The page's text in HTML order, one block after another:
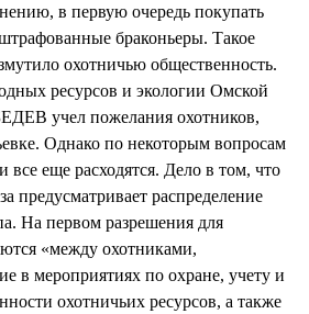
в первую очередь покупать
браконьеры. Такое
охотничью общественность.
ресурсов и экологии Омской
учел пожелания охотников,
Однако по некоторым вопросам
еще расходятся. Дело в том, что
предусматривает распределение
На первом разрешения для
«между охотниками,
в мероприятиях по охране, учету и
охотничьих ресурсов, а также